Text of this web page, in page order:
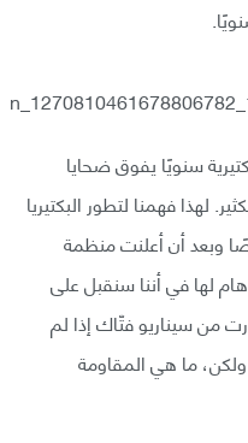
سنويًا يفوق ضحايا
لهذا فهمنا لتطور البكتيريا
وبعد أن أعلنت منظمة
لها في أننا سنقبل على
من سيناريو فتّاك إذا لم
ما هي المقاومة